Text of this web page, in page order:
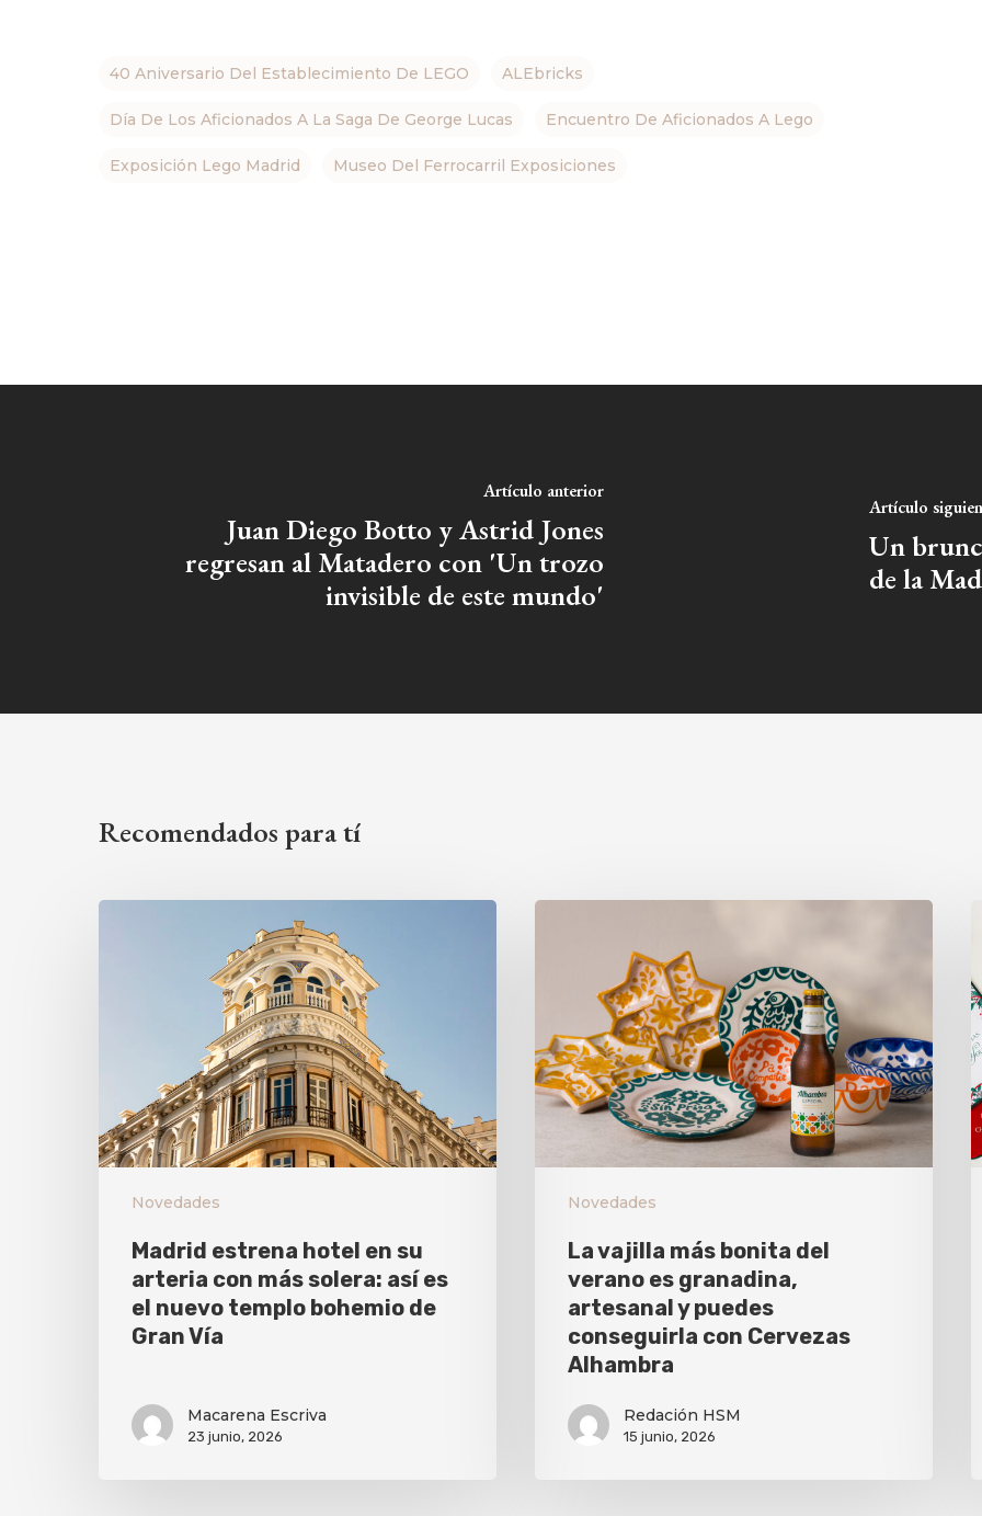
40 Aniversario Del Establecimiento De LEGO ALEbricks
Día De Los Aficionados A La Saga De George Lucas Encuentro De Aficionados A Lego
Exposición Lego Madrid Museo Del Ferrocarril Exposiciones
Artículo anterior
Juan Diego Botto y Astrid Jones
regresan al Matadero con 'Un trozo
invisible de este mundo'
Artículo
Un
de la
Recomendados para tí
Novedades
Madrid estrena hotel en su
arteria con más solera: así es
el nuevo templo bohemio de
Gran Vía
Macarena Escriva
23 junio, 2026
Novedades
La vajilla más bonita del
verano es granadina,
artesanal y puedes
conseguirla con Cervezas
Alhambra
Redación HSM
15 junio, 2026